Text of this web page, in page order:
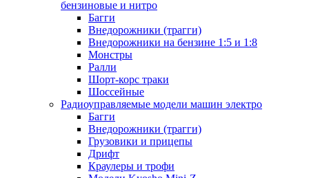
бензиновые и нитро
Багги
Внедорожники (трагги)
Внедорожники на бензине 1:5 и 1:8
Монстры
Ралли
Шорт-корс траки
Шоссейные
Радиоуправляемые модели машин электро
Багги
Внедорожники (трагги)
Грузовики и прицепы
Дрифт
Краулеры и трофи